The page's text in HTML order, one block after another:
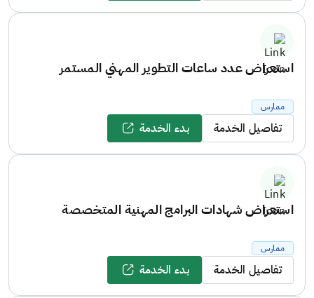
استعراض عدد ساعات التطوير المهني المستمر
ممارس
تفاصيل الخدمة بدء الخدمة
استعراض شهادات البرامج المهنية المتخصصة
ممارس
تفاصيل الخدمة بدء الخدمة